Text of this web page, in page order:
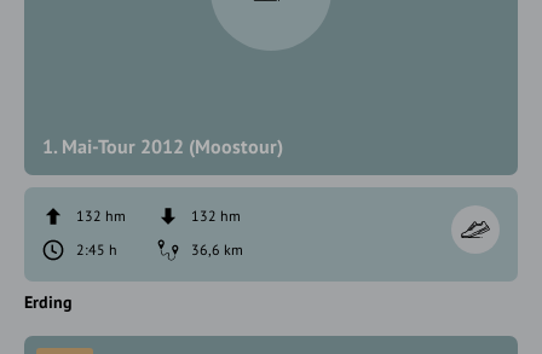
1. Mai-Tour 2012 (Moostour)
132 hm
132 hm
2:45 h
36,6 km
Erding